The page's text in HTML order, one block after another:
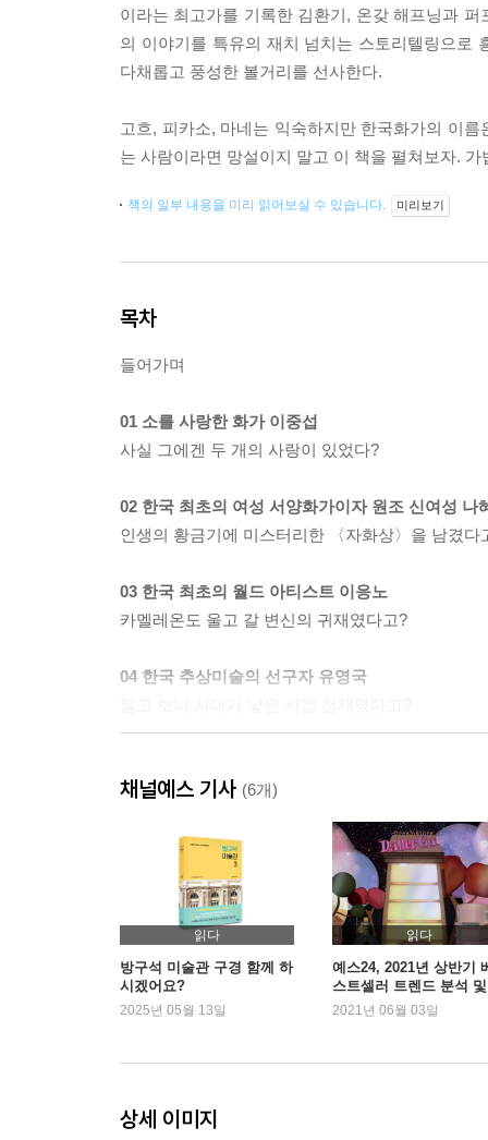
이라는 최고가를 기록한 김환기, 온갖 해프닝과
의 이야기를 특유의 재치 넘치는 스토리텔링으로
다채롭고 풍성한 볼거리를 선사한다.
고흐, 피카소, 마네는 익숙하지만 한국화가의 이름
는 사람이라면 망설이지 말고 이 책을 펼쳐보자.
책의 일부 내용을 미리 읽어보실 수 있습니다. 미리보기
목차
들어가며
01 소를 사랑한 화가 이중섭
사실 그에겐 두 개의 사랑이 있었다?
02 한국 최초의 여성 서양화가이자 원조 신여성 나
인생의 황금기에 미스터리한 〈자화상〉을 남겼다
03 한국 최초의 월드 아티스트 이응노
카멜레온도 울고 갈 변신의 귀재였다고?
04 한국 추상미술의 선구자 유영국
알고 보니 반 고흐급 외골수?
06 한국에서 가장 비싼 화가 김환기
그의 예술은 ‘일심동체’ 사랑으로 완성될 수 있었다
07 서민을 친근하게 그려온 국민화가 박수근
그의 도처에는 ‘스승님’이 널려 있었다?
08 독보적 여인상을 그린 화가 천경자
알고 보니 인복 대장이었다고?
채널예스 기사 (6개)
읽다
방구석 미술관 구경 함께 하
시겠어요?
2025년 05월 13일
읽다
예스24, 2021년 상반기
스트셀러 트렌드 분석
서 판매 동향 발표
2021년 06월 03일
상세 이미지